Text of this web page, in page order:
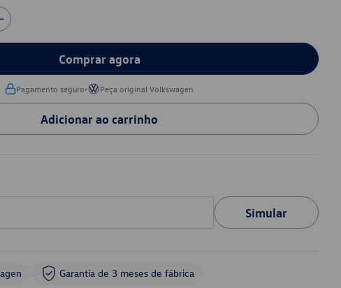
Comprar agora
Pagamento seguro• Peça original Volkswagen
Adicionar ao carrinho
Simular
Garantia de 3 meses de fábrica